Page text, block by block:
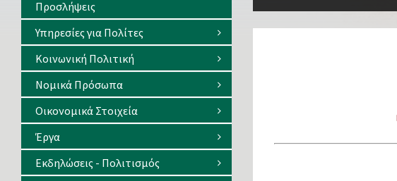
Προσλήψεις
Υπηρεσίες για Πολίτες
Κοινωνική Πολιτική
Νομικά Πρόσωπα
Οικονομικά Στοιχεία
Έργα
Εκδηλώσεις - Πολιτισμός